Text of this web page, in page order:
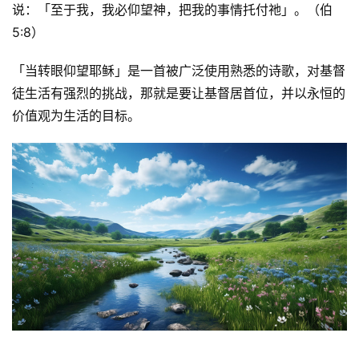
说：「至于我，我必仰望神，把我的事情托付祂」。（伯
5:8）
「当转眼仰望耶稣」是一首被广泛使用熟悉的诗歌，对基督
徒生活有强烈的挑战，那就是要让基督居首位，并以永恒的
价值观为生活的目标。